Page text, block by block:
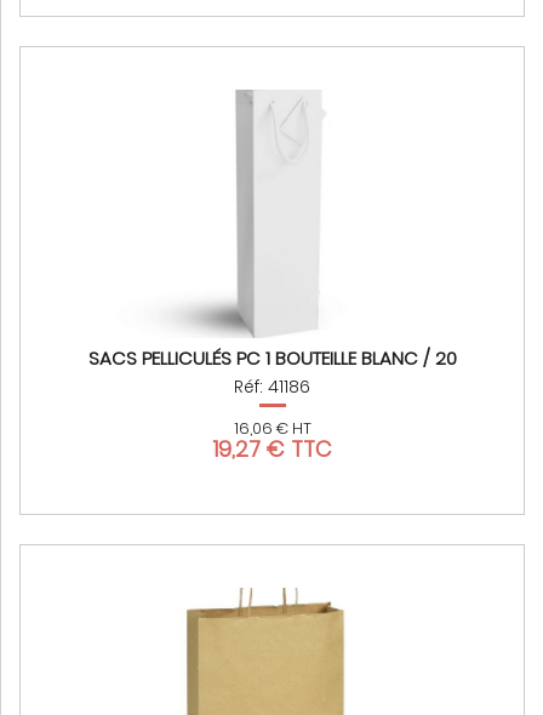
SACS PELLICULÉS PC 1 BOUTEILLE BLANC / 20
Réf: 41186
16,06 € HT
19,27 € TTC